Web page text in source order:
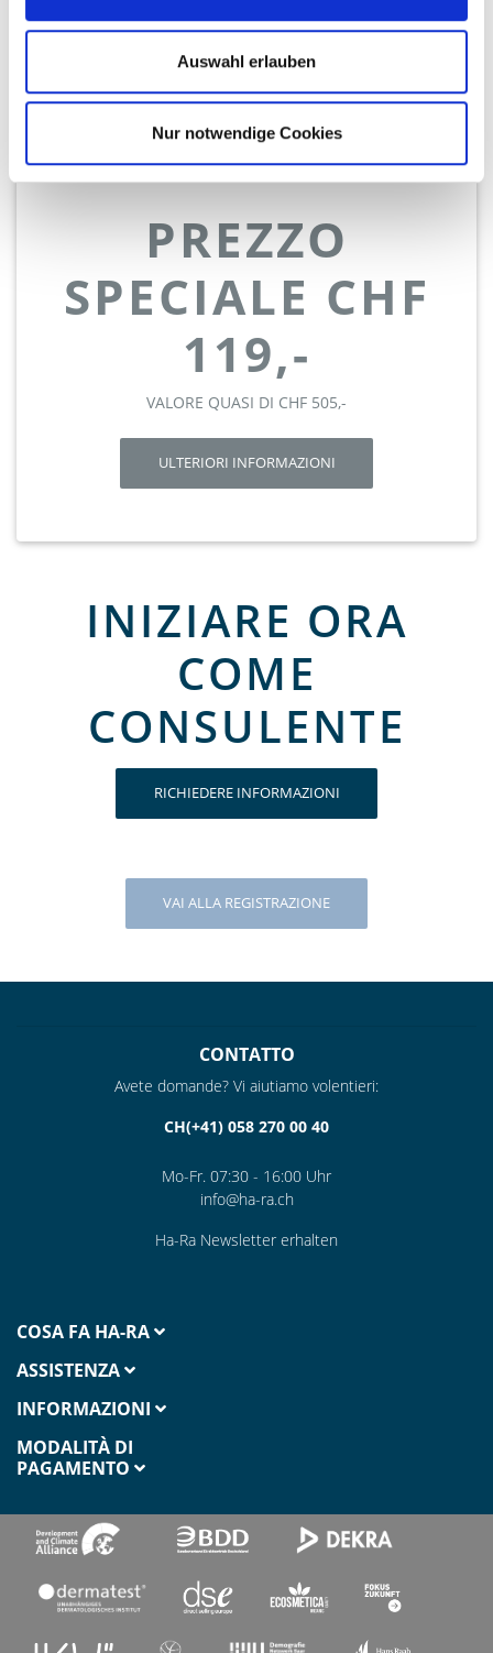
Auswahl erlauben
Nur notwendige Cookies
CATALOGHI, LA GUIDA, ECC. - TUTTO CIÒ DI CUI HAI
BISOGNO PER ORGANIZZARE UN PARTY. INOLTRE
PREZZO
SPECIALE CHF
119,-
VALORE QUASI DI CHF 505,-
ULTERIORI INFORMAZIONI
INIZIARE ORA
COME
CONSULENTE
RICHIEDERE INFORMAZIONI
VAI ALLA REGISTRAZIONE
CONTATTO
Avete domande? Vi aiutiamo volentieri:
CH(+41) 058 270 00 40
Mo-Fr. 07:30 - 16:00 Uhr
info@ha-ra.ch
Ha-Ra Newsletter erhalten
COSA FA HA-RA
ASSISTENZA
INFORMAZIONI
MODALITÀ DI
PAGAMENTO